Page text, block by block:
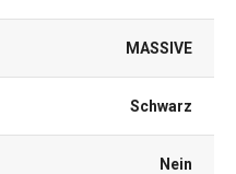
MASSIVE
Schwarz
Nein